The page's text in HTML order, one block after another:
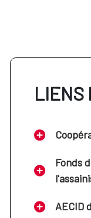
LIENS
Fonds
AECID